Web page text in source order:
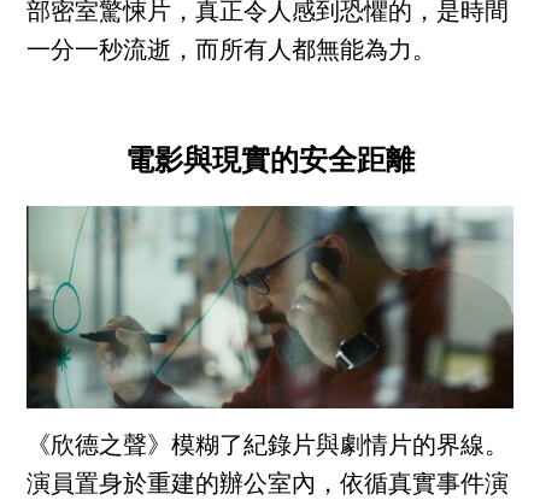
部密室驚悚片，真正令人感到恐懼的，是時間
一分一秒流逝，而所有人都無能為力。
電影與現實的安全距離
《欣德之聲》模糊了紀錄片與劇情片的界線。
演員置身於重建的辦公室內，依循真實事件演